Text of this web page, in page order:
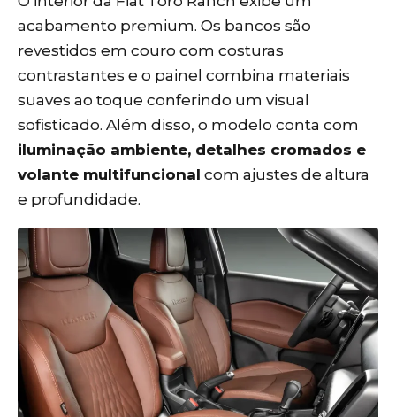
acabamento premium. Os bancos são
revestidos em couro com costuras
contrastantes e o painel combina materiais
suaves ao toque conferindo um visual
sofisticado. Além disso, o modelo conta com
iluminação ambiente, detalhes cromados e
volante multifuncional com ajustes de altura
e profundidade.